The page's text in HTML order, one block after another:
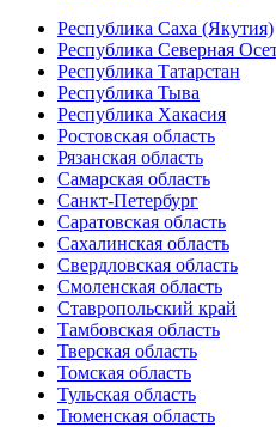
Республика Саха (Якутия)
Республика Северная
Республика Татарстан
Республика Тыва
Республика Хакасия
Ростовская область
Рязанская область
Самарская область
Санкт-Петербург
Саратовская область
Сахалинская область
Свердловская область
Смоленская область
Ставропольский край
Тамбовская область
Тверская область
Томская область
Тульская область
Тюменская область